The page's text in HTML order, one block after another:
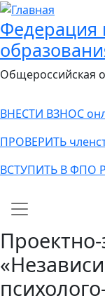
Федерация
Общероссийская
ВНЕСТИ ВЗНОС
ПРОВЕРИТЬ
ВСТУПИТЬ В ФПО
Main